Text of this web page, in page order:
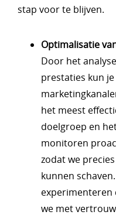
stap voor te blijven.
Optimalisatie
Door het
prestaties kun
het meest
doelgroep en
monitoren
zodat we
kunnen
experimenteren
we met